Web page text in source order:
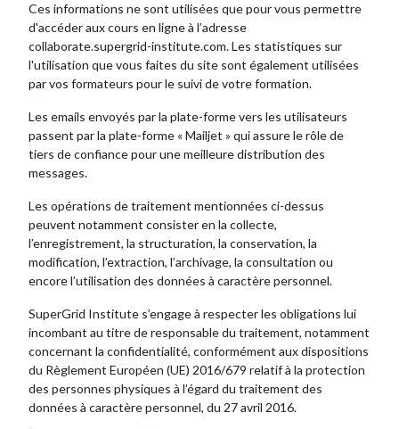
Ces informations ne sont utilisées que pour vous permettre
d'accéder aux cours en ligne à l’adresse
collaborate.supergrid-institute.com. Les statistiques sur
l'utilisation que vous faites du site sont également utilisées
par vos formateurs pour le suivi de votre formation.
Les emails envoyés par la plate-forme vers les utilisateurs
passent par la plate-forme « Mailjet » qui assure le rôle de
tiers de confiance pour une meilleure distribution des
messages.
Les opérations de traitement mentionnées ci-dessus
peuvent notamment consister en la collecte,
l’enregistrement, la structuration, la conservation, la
modification, l’extraction, l’archivage, la consultation ou
encore l’utilisation des données à caractère personnel.
SuperGrid Institute s’engage à respecter les obligations lui
incombant au titre de responsable du traitement, notamment
concernant la confidentialité, conformément aux dispositions
du Règlement Européen (UE) 2016/679 relatif à la protection
des personnes physiques à l’égard du traitement des
données à caractère personnel, du 27 avril 2016.